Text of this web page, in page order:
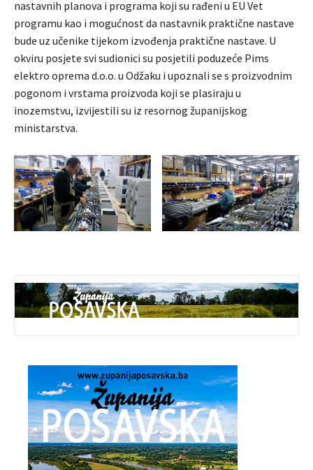
nastavnih planova i programa koji su rađeni u EU Vet
programu kao i mogućnost da nastavnik praktične nastave
bude uz učenike tijekom izvođenja praktične nastave. U
okviru posjete svi sudionici su posjetili poduzeće Pims
elektro oprema d.o.o. u Odžaku i upoznali se s proizvodnim
pogonom i vrstama proizvoda koji se plasiraju u
inozemstvu, izvijestili su iz resornog županijskog
ministarstva.